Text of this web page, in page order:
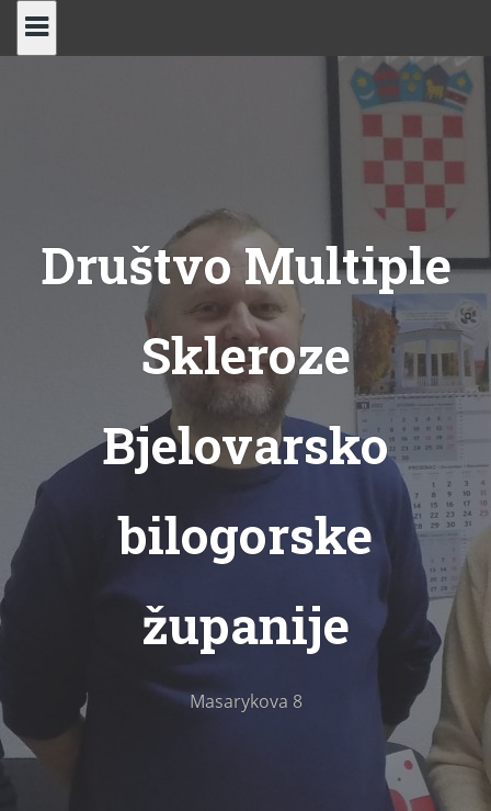
Skip
Društvo Multiple
Skleroze
Bjelovarsko
bilogorske
županije
Masarykova 8